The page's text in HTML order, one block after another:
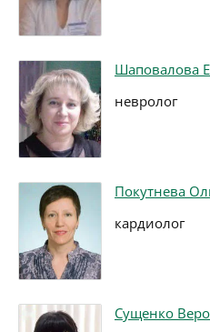
Шаповалова
невролог
Покутнева
кардиолог
Сущенко